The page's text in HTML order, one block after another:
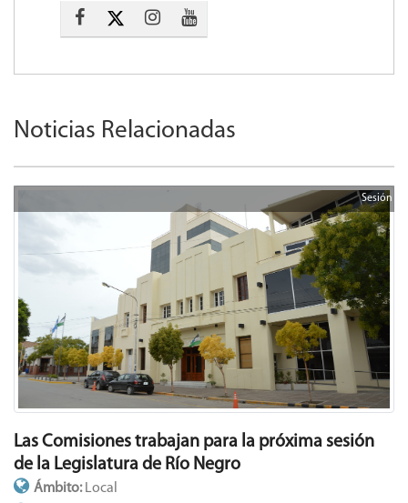
Noticias Relacionadas
Sesión
Las Comisiones trabajan para la próxima sesión
de la Legislatura de Río Negro
Ámbito: Local